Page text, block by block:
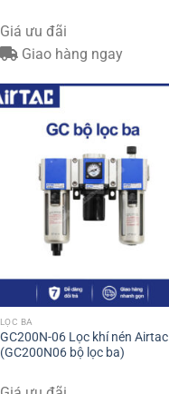
Giá ưu đãi
Giao hàng ngay
LỌC BA
GC200N-06 Lọc khí nén Airtac
(GC200N06 bộ lọc ba)